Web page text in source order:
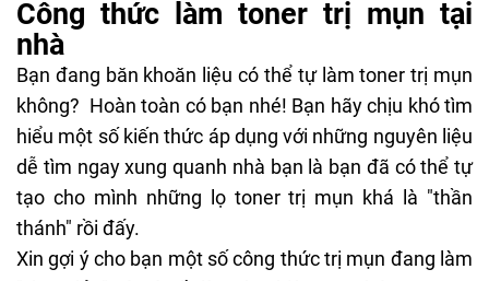
Công thức làm toner trị mụn tại
nhà
Bạn đang băn khoăn liệu có thể tự làm toner trị mụn
không? Hoàn toàn có bạn nhé! Bạn hãy chịu khó tìm
hiểu một số kiến thức áp dụng với những nguyên liệu
dễ tìm ngay xung quanh nhà bạn là bạn đã có thể tự
tạo cho mình những lọ toner trị mụn khá là "thần
thánh" rồi đấy.
Xin gợi ý cho bạn một số công thức trị mụn đang làm